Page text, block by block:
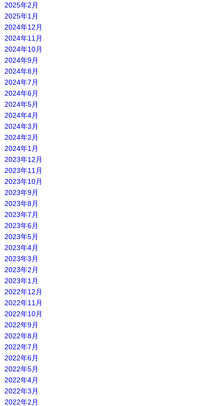
2025年2月
2025年1月
2024年12月
2024年11月
2024年10月
2024年9月
2024年8月
2024年7月
2024年6月
2024年5月
2024年4月
2024年3月
2024年2月
2024年1月
2023年12月
2023年11月
2023年10月
2023年9月
2023年8月
2023年7月
2023年6月
2023年5月
2023年4月
2023年3月
2023年2月
2023年1月
2022年12月
2022年11月
2022年10月
2022年9月
2022年8月
2022年7月
2022年6月
2022年5月
2022年4月
2022年3月
2022年2月